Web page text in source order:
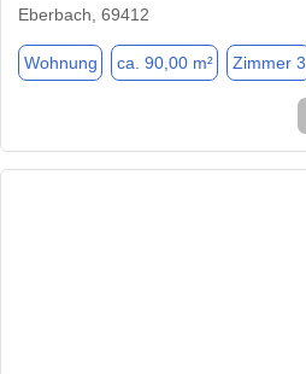
Eberbach, 69412
Wohnung ca. 90,00 m² Zimmer 3